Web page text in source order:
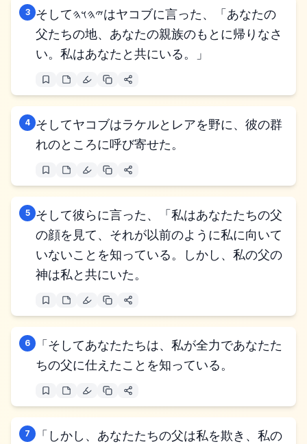
3
そして𐤉𐤄𐤅𐤄はヤコブに言った、「あなたの
父たちの地、あなたの親族のもとに帰りなさ
い。私はあなたと共にいる。」
4 そしてヤコブはラケルとレアを野に、彼の群
れのところに呼び寄せた。
5
そして彼らに言った、「私はあなたたちの父
の顔を見て、それが以前のように私に向いて
いないことを知っている。しかし、私の父の
神は私と共にいた。
6
「そしてあなたたちは、私が全力であなたた
ちの父に仕えたことを知っている。
7
「しかし、あなたたちの父は私を欺き、私の